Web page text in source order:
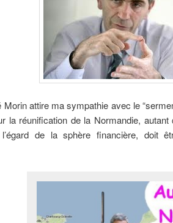
attire ma sympathie avec le
la réunification de la Normandie,
de la sphère financière, doit